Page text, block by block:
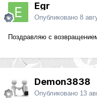
Egr
Опубликовано 8
Поздравляю с
Demon3838
Опубликовано 13